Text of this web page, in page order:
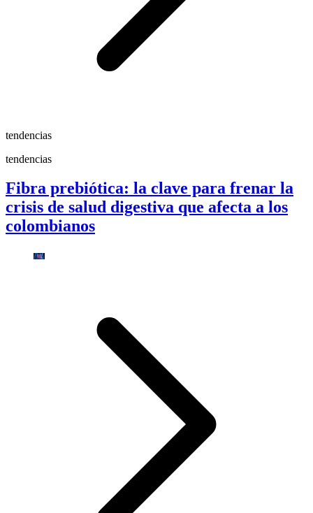
tendencias
tendencias
Fibra prebiótica: la clave para frenar la
crisis de salud digestiva que afecta a los
colombianos